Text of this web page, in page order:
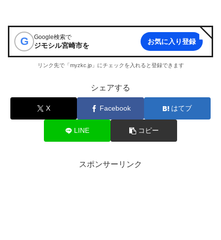
G Google検索で
ジモシル宮崎市を お気に入り登録
リンク先で「myzkc.jp」にチェックを入れると登録できます
シェアする
X Facebook はてブ
LINE コピー
スポンサーリンク